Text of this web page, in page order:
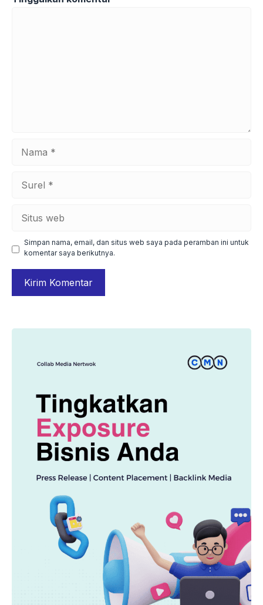
Simpan nama, email, dan situs web saya pada peramban ini untuk
komentar saya berikutnya.